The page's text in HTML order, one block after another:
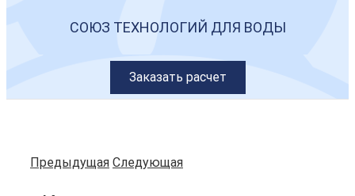
СОЮЗ ТЕХНОЛОГИЙ ДЛЯ ВОДЫ
Заказать расчет
Предыдущая Следующая